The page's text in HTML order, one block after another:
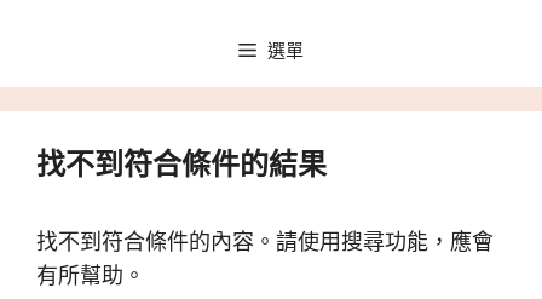
選單
找不到符合條件的結果
找不到符合條件的內容。請使用搜尋功能，應會
有所幫助。